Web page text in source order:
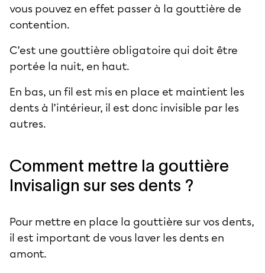
vous pouvez en effet passer à la gouttière de
contention.
C’est une gouttière obligatoire qui doit être
portée la nuit, en haut.
En bas, un fil est mis en place et maintient les
dents à l’intérieur, il est donc invisible par les
autres.
Comment mettre la gouttière
Invisalign sur ses dents ?
Pour mettre en place la gouttière sur vos dents,
il est important de vous laver les dents en
amont.